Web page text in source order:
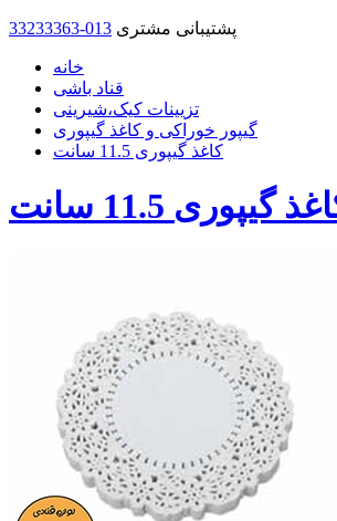
33233363-013 پشتیبانی مشتری
خانه
قناد باشی
تزیینات کیک،شیرینی
گیپور خوراکی و کاغذ گیپوری
کاغذ گیپوری 11.5 سانت
گیپوری 11.5 سانت